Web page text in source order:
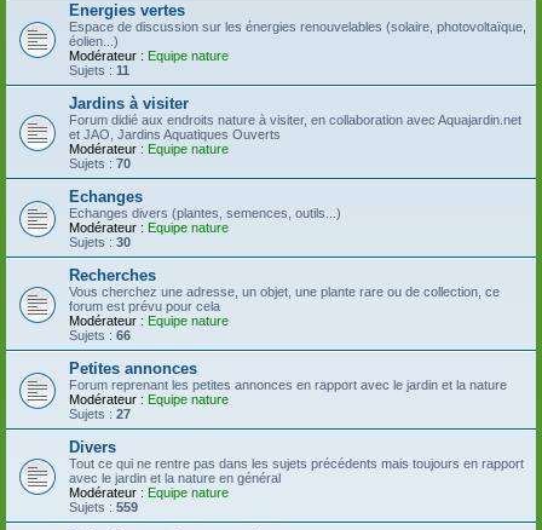
Energies vertes
Espace de discussion sur les énergies renouvelables (solaire, photovoltaïque,
éolien...)
Modérateur : Equipe nature
Sujets : 11
Jardins à visiter
Forum didié aux endroits nature à visiter, en collaboration avec Aquajardin.net
et JAO, Jardins Aquatiques Ouverts
Modérateur : Equipe nature
Sujets : 70
Echanges
Echanges divers (plantes, semences, outils...)
Modérateur : Equipe nature
Sujets : 30
Recherches
Vous cherchez une adresse, un objet, une plante rare ou de collection, ce
forum est prévu pour cela
Modérateur : Equipe nature
Sujets : 66
Petites annonces
Forum reprenant les petites annonces en rapport avec le jardin et la nature
Modérateur : Equipe nature
Sujets : 27
Divers
Tout ce qui ne rentre pas dans les sujets précédents mais toujours en rapport
avec le jardin et la nature en général
Modérateur : Equipe nature
Sujets : 559